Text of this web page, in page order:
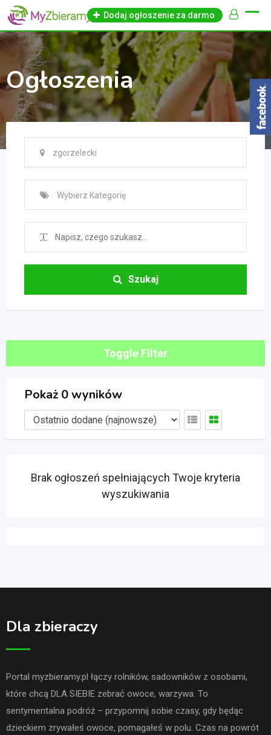
Skip
content
Dodaj ogłoszenie za darmo
Ogłoszenia
zgorzelecki
Wybierz Kategorię
Szukaj
Toggle Filter
Pokaż 0 wyników
Brak ogłoszeń spełniających Twoje kryteria
wyszukiwania
Dla zbieraczy
Portal myzbieramy.pl łączy rolników, sadowników z osobami,
które chcą DLA SIEBIE zebrać owoce, warzywa. To
sentymentalna podróż – przypomnij sobie czasy, gdy będąc
dzieckiem zrywałeś owoce, pomagałeś w polu. Czas na powrót